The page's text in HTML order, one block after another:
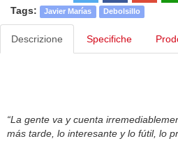
Tags:
Javier Marías Debolsillo
Descrizione Specifiche
“La gente va y cuenta
más tarde, lo interesante y lo fútil, lo